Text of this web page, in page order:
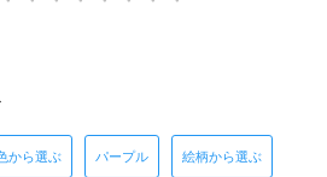
から選ぶ パープル 絵柄から選ぶ